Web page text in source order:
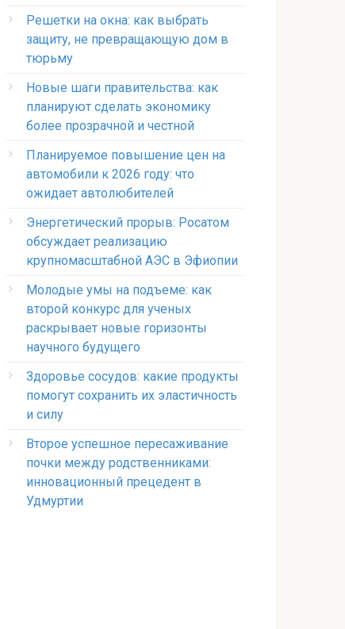
Решетки на окна: как выбрать
защиту, не превращающую дом в
тюрьму
Новые шаги правительства: как
планируют сделать экономику
более прозрачной и честной
Планируемое повышение цен на
автомобили к 2026 году: что
ожидает автолюбителей
Энергетический прорыв: Росатом
обсуждает реализацию
крупномасштабной АЭС в Эфиопии
Молодые умы на подъеме: как
второй конкурс для ученых
раскрывает новые горизонты
научного будущего
Здоровье сосудов: какие продукты
помогут сохранить их эластичность
и силу
Второе успешное пересаживание
почки между родственниками:
инновационный прецедент в
Удмуртии